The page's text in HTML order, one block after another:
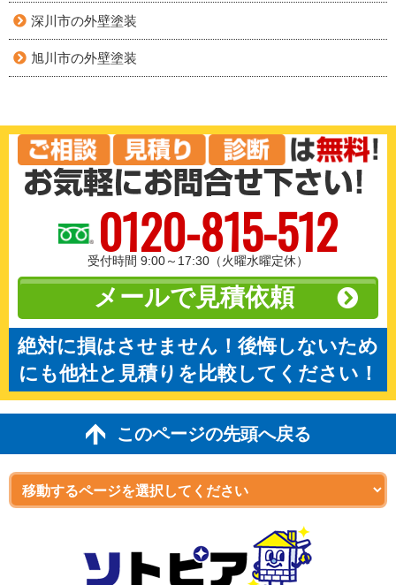
深川市の外壁塗装
旭川市の外壁塗装
0120-815-512
受付時間 9:00～17:30（火曜水曜定休）
メールで見積依頼
絶対に損はさせません！後悔しないため
にも他社と見積りを比較してください！
このページの先頭へ戻る